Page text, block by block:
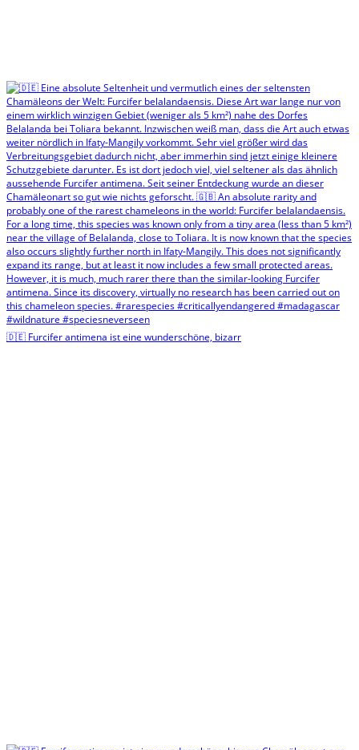
🇩🇪 Furcifer antimena ist eine wunderschöne, bizarr